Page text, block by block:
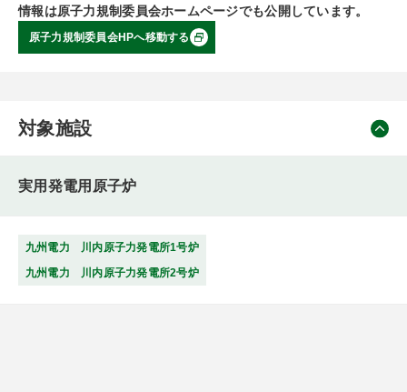
情報は原子力規制委員会ホームページでも公開しています。
原子力規制委員会HPへ移動する
対象施設
実用発電用原子炉
九州電力 川内原子力発電所1号炉
九州電力 川内原子力発電所2号炉